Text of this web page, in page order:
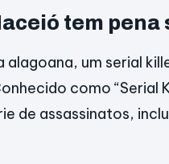
tem pena
alagoana, um serial
como “Serial
de assassinatos,